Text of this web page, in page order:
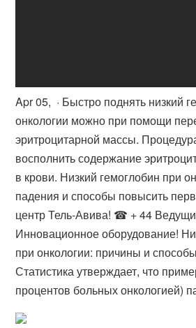
Apr 05, · Быстро поднять низкий
онкологии можно при помощи
эритроцитарной массы.
восполнить содержание
в крови. Низкий гемоглобин при
падения и способы повысить
центр Тель-Авива! ☎ + 44
Инновационное оборудование!
при онкологии: причины и
Статистика утверждает, что
процентов больных онкологией)